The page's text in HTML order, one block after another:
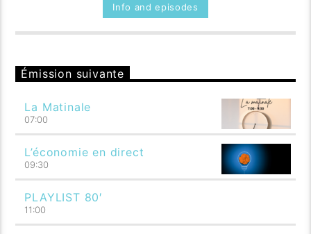
Info and episodes
Émission suivante
La Matinale
07:00
L’économie en direct
09:30
PLAYLIST 80′
11:00